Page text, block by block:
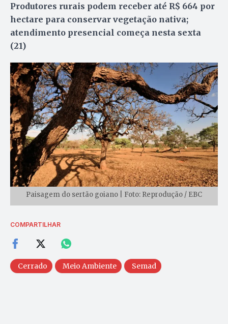
Produtores rurais podem receber até R$ 664 por
hectare para conservar vegetação nativa;
atendimento presencial começa nesta sexta
(21)
Paisagem do sertão goiano | Foto: Reprodução / EBC
COMPARTILHAR
Cerrado Meio Ambiente Semad